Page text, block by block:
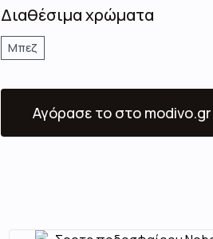
Διαθέσιμα χρώματα
Μπεζ
Αγόρασε το στο modivo.gr